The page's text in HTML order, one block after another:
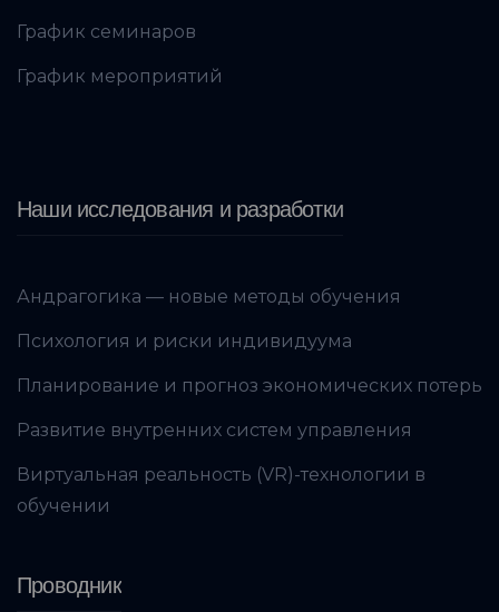
График семинаров
График мероприятий
Наши исследования и разработки
Андрагогика — новые методы обучения
Психология и риски индивидуума
Планирование и прогноз экономических потерь
Развитие внутренних систем управления
Виртуальная реальность (VR)-технологии в
обучении
Проводник